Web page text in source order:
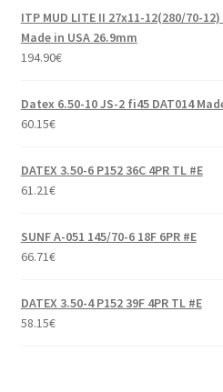
ITP MUD LITE II 27x11-12(280/70-12)
Made in USA 26.9mm
194.90€
Datex 6.50-10 JS-2 fi45 DAT014
60.15€
DATEX 3.50-6 P152 36C 4PR TL #E
61.21€
SUNF A-051 145/70-6 18F 6PR #E
66.71€
DATEX 3.50-4 P152 39F 4PR TL #E
58.15€